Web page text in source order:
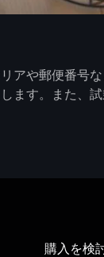
アや郵便番号
ます。また、
購入を検